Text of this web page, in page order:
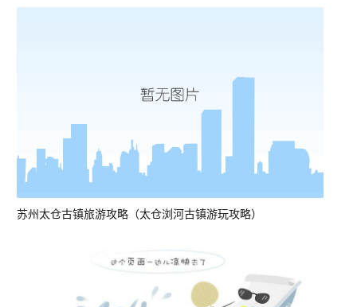
苏州太仓古镇旅游攻略（太仓浏河古镇游玩攻略）